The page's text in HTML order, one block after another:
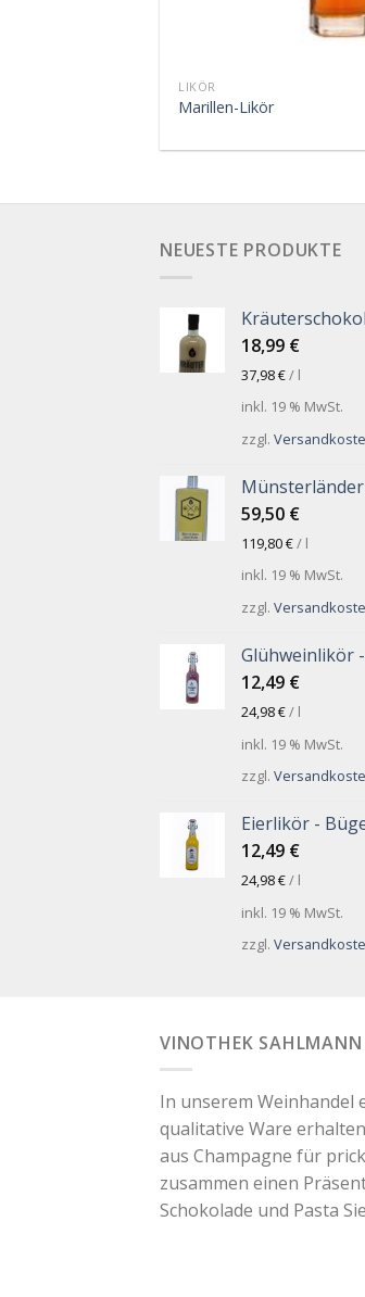
LIKÖR
Marillen-Likör
NEUESTE PRODUKTE
18,99 €
37,98€/ l
inkl. 19 % MwSt.
zzgl.
59,50 €
119,80€/ l
inkl. 19 % MwSt.
zzgl.
Glühweinlikör
12,49 €
24,98€/ l
inkl. 19 % MwSt.
zzgl.
Eierlikör -
12,49 €
24,98€/ l
inkl. 19 % MwSt.
zzgl.
VINOTHEK SAHLMANN
In unserem Weinhandel
qualitative Ware
aus Champagne für
zusammen einen
Schokolade und Pasta